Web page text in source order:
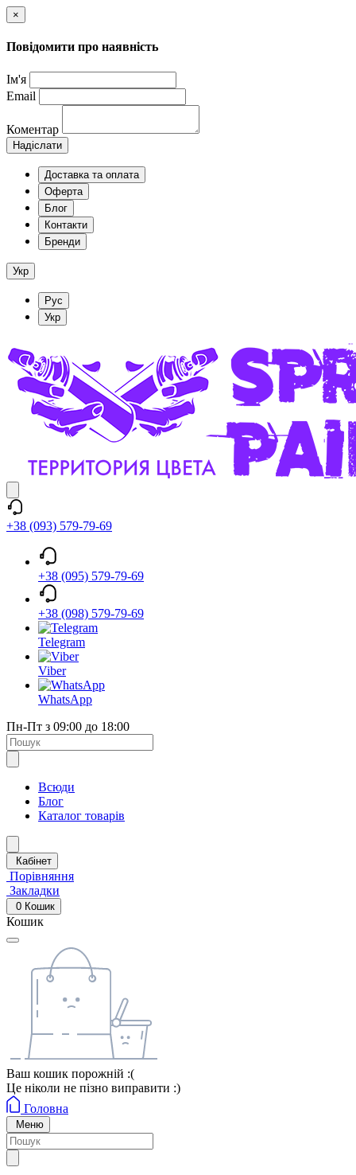
×
Повідомити про наявність
Ім'я
Email
Коментар
Надіслати
Доставка та оплата
Оферта
Блог
Контакти
Бренди
Укр
Рус
Укр
+38 (093) 579-79-69
+38 (095) 579-79-69
+38 (098) 579-79-69
Telegram
Viber
WhatsApp
Пн-Пт з 09:00 до 18:00
Всюди
Блог
Каталог товарів
Кабінет
Порівняння
Закладки
0 Кошик
Кошик
Ваш кошик порожній :(
Це ніколи не пізно виправити :)
Головна
Меню